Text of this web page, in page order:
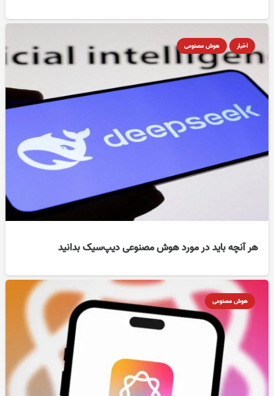
اخبار هوش مصنوعی
هر آنچه باید در مورد هوش مصنوعی دیپ‌سیک بدانید
هوش مصنوعی